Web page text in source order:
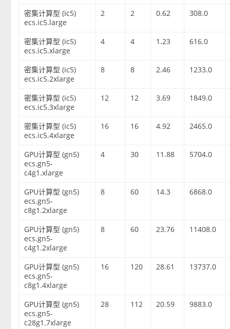
密集计算型 (ic5)
ecs.ic5.large
2 2 0.62 308.0
密集计算型 (ic5)
ecs.ic5.xlarge
4 4 1.23 616.0
密集计算型 (ic5)
ecs.ic5.2xlarge
8 8 2.46 1233.0
密集计算型 (ic5)
ecs.ic5.3xlarge
12 12 3.69 1849.0
密集计算型 (ic5)
ecs.ic5.4xlarge
16 16 4.92 2465.0
GPU计算型 (gn5)
ecs.gn5-
c4g1.xlarge
4 30 11.88 5704.0
GPU计算型 (gn5)
ecs.gn5-
c8g1.2xlarge
8 60 14.3 6868.0
GPU计算型 (gn5)
ecs.gn5-
c4g1.2xlarge
8 60 23.76 11408.0
GPU计算型 (gn5)
ecs.gn5-
c8g1.4xlarge
16 120 28.61 13737.0
GPU计算型 (gn5)
ecs.gn5-
c28g1.7xlarge
28 112 20.59 9883.0